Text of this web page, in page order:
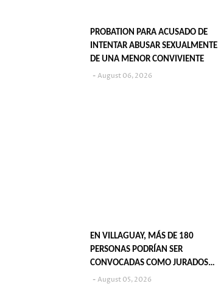
PROBATION PARA ACUSADO DE
INTENTAR ABUSAR SEXUALMENTE
DE UNA MENOR CONVIVIENTE
August 06, 2026
EN VILLAGUAY, MÁS DE 180
PERSONAS PODRÍAN SER
CONVOCADAS COMO JURADOS
POPULARES EN 2027
August 05, 2026